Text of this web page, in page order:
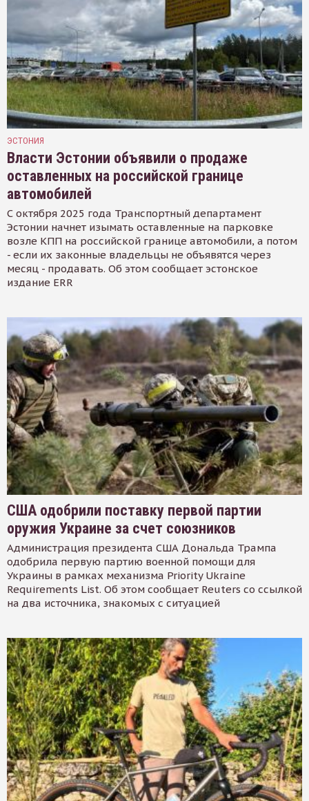
ЭСТОНИЯ
Власти Эстонии объявили о продаже
оставленных на российской границе
автомобилей
С октября 2025 года Транспортный департамент
Эстонии начнет изымать оставленные на парковке
возле КПП на российской границе автомобили, а потом
- если их законные владельцы не объявятся через
месяц - продавать. Об этом сообщает эстонское
издание ERR
США одобрили поставку первой партии
оружия Украине за счет союзников
Администрация президента США Дональда Трампа
одобрила первую партию военной помощи для
Украины в рамках механизма Priority Ukraine
Requirements List. Об этом сообщает Reuters со ссылкой
на два источника, знакомых с ситуацией